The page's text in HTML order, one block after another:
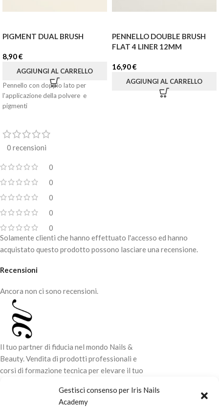
Gestisci consenso per Iris Nails
Academy
PIGMENT DUAL BRUSH
8,90€
AGGIUNGI AL CARRELLO
Pennello con doppio lato per
l'applicazione della polvere e
pigmenti
PENNELLO DOUBLE BRUSH
FLAT 4 LINER 12MM
16,90€
AGGIUNGI AL CARRELLO
0 recensioni
0
0
0
0
0
Recensioni
Ancora non ci sono recensioni.
Solamente clienti che hanno effettuato l'accesso ed hanno
acquistato questo prodotto possono lasciare una recensione.
Il tuo partner di fiducia nel mondo Nails &
Beauty. Vendita di prodotti professionali e
corsi di formazione tecnica per elevare il tuo